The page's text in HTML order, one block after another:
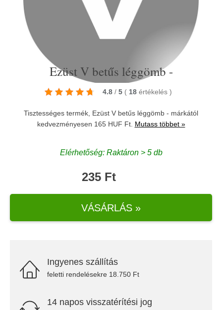
Ezüst V betűs léggömb -
4.8 / 5 ( 18 értékelés )
Tisztességes termék, Ezüst V betűs léggömb - márkától
kedvezményesen 165 HUF Ft. Mutass többet »
Elérhetőség: Raktáron > 5 db
235 Ft
VÁSÁRLÁS »
Ingyenes szállítás
feletti rendelésekre 18.750 Ft
14 napos visszatérítési jog